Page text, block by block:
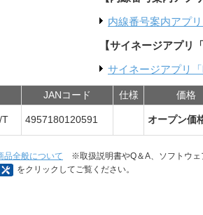
内線番号案内アプリ
【サイネージアプリ
サイネージアプリ「
JANコード 仕様 価格
T 4957180120591 オープン価
品全般について ※取扱説明書やQ＆A、ソフトウェ
をクリックしてご覧ください。